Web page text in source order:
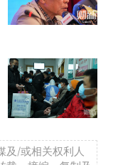
及/或相关权利人